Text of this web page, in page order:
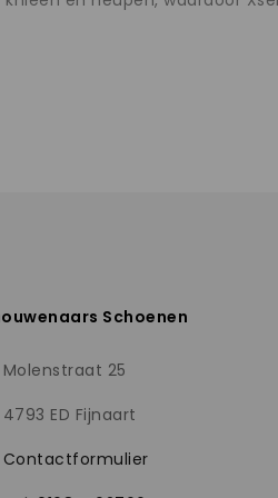
Schoenen
Molenstraat 25
4793 ED Fijnaart
Contactformulier